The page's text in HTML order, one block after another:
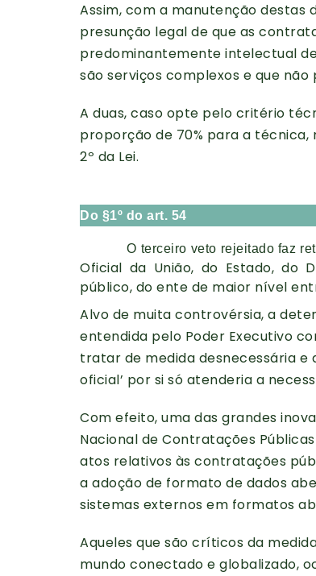
Assim, com a manutenção destas
presunção legal de que as
predominantemente intelectual
são serviços complexos e que
A duas, caso opte pelo critério
proporção de 70% para a
2º da Lei.
Do §1º do art. 54
O terceiro veto rejeitado faz
Oficial da União, do Estado, do
público, do ente de maior nível
Alvo de muita controvérsia, a
entendida pelo Poder Executivo
tratar de medida desnecessária e
oficial’ por si só atenderia a
Com efeito, uma das grandes
Nacional de Contratações
atos relativos às contratações
a adoção de formato de dados
sistemas externos em formatos
Aqueles que são críticos da
mundo conectado e globalizado,